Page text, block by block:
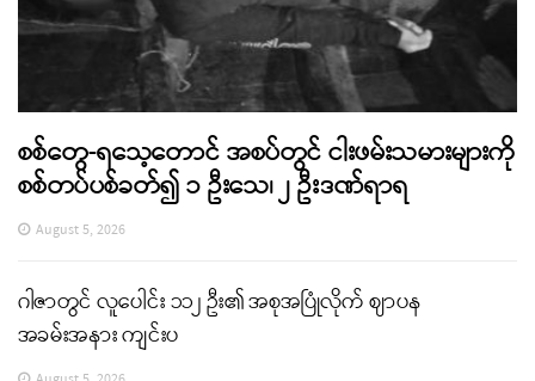
စစ်တွေ-ရသေ့တောင် အစပ်တွင် ငါးဖမ်းသမားများကို
စစ်တပ်ပစ်ခတ်၍ ၁ ဦးသေ၊ ၂ ဦးဒဏ်ရာရ
August 5, 2026
ဂါဇာတွင် လူပေါင်း ၁၁၂ ဦး၏ အစုအပြုံလိုက် ဈာပန
အခမ်းအနား ကျင်းပ